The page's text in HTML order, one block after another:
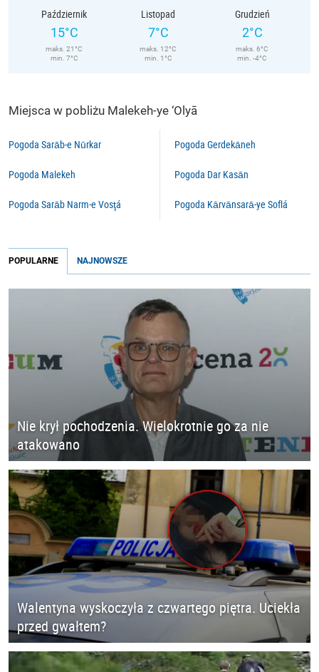
Październik
15°C
maks. 21°C
min. 7°C
Listopad
7°C
maks. 12°C
min. 1°C
Grudzień
2°C
maks. 6°C
min. -4°C
Miejsca w pobliżu Malekeh-ye ‘Olyā
Pogoda Sarāb-e Nūrkar
Pogoda Malekeh
Pogoda Sarāb Narm-e Vosţá
Pogoda Gerdekāneh
Pogoda Dar Kasān
Pogoda Kārvānsarā-ye Soflá
POPULARNE NAJNOWSZE
Nie krył pochodzenia. Wielokrotnie go za nie
atakowano
Walentyna wyskoczyła z czwartego piętra. Uciekła
przed gwałtem?